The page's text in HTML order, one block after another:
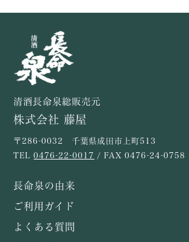
清酒長命泉総販売元
株式会社 藤屋
〒286-0032 千葉県成田市上町513
TEL0476-22-0017 / FAX 0476-24-0758
長命泉の由来
ご利用ガイド
よくある質問